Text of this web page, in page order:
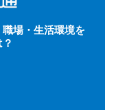
場・生活環境を